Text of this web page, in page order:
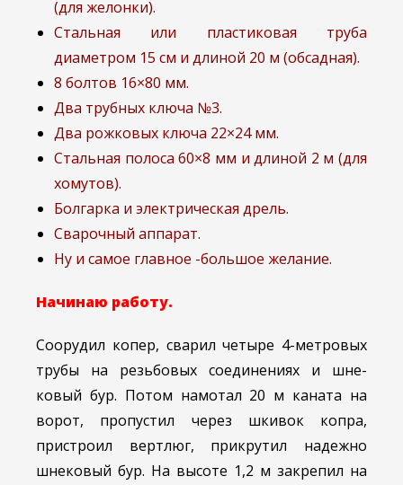
(для желонки).
Стальная или пластиковая труба
диаметром 15 см и длиной 20 м (обсадная).
8 болтов 16×80 мм.
Два трубных ключа №3.
Два рожковых ключа 22×24 мм.
Стальная полоса 60×8 мм и длиной 2 м (для
хомутов).
Болгарка и электрическая дрель.
Сварочный аппарат.
Ну и самое главное -большое желание.
Начинаю работу.
Соорудил копер, сварил четыре 4-метровых
трубы на резьбовых соединениях и шне-
ковый бур. Потом намотал 20 м каната на
ворот, пропустил через шкивок копра,
пристроил вертлюг, прикрутил надежно
шнековый бур. На высоте 1,2 м закрепил на